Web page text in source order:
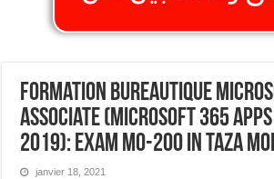
Formation Bureautique
Associate (Microsoft 365
2019): Exam MO-200 In Taza
janvier 18, 2021